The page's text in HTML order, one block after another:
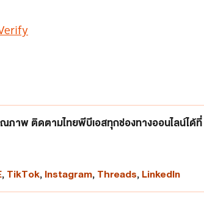
ณภาพ ติดตามไทยพีบีเอสทุกช่องทางออนไลน์ได้ที่
, TikTok, Instagram, Threads, LinkedIn